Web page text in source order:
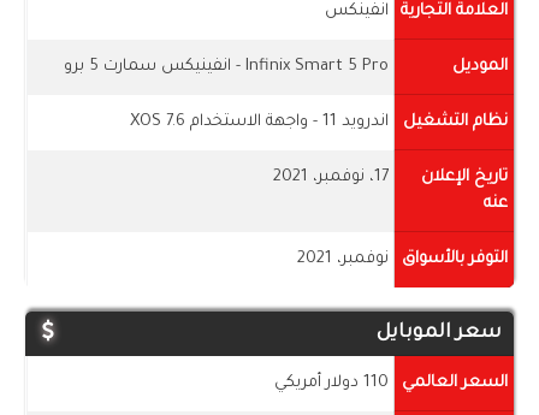
العلامة التجارية انفينكس
الموديل Infinix Smart 5 Pro - انفينيكس سمارت 5 برو
نظام التشغيل اندرويد 11 - واجهة الاستخدام XOS 7.6
تاريخ الإعلان
عنه
17، نوفمبر، 2021
التوفر بالأسواق نوفمبر، 2021
سعر الموبايل
السعر العالمي 110 دولار أمريكي